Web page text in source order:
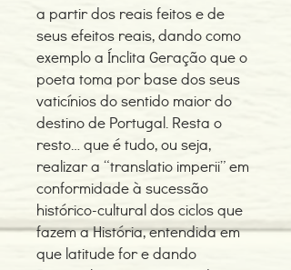
a partir dos reais feitos e de
seus efeitos reais, dando como
exemplo a Ínclita Geração que o
poeta toma por base dos seus
vaticínios do sentido maior do
destino de Portugal. Resta o
resto… que é tudo, ou seja,
realizar a “translatio imperii” em
conformidade à sucessão
histórico-cultural dos ciclos que
fazem a História, entendida em
que latitude for e dando